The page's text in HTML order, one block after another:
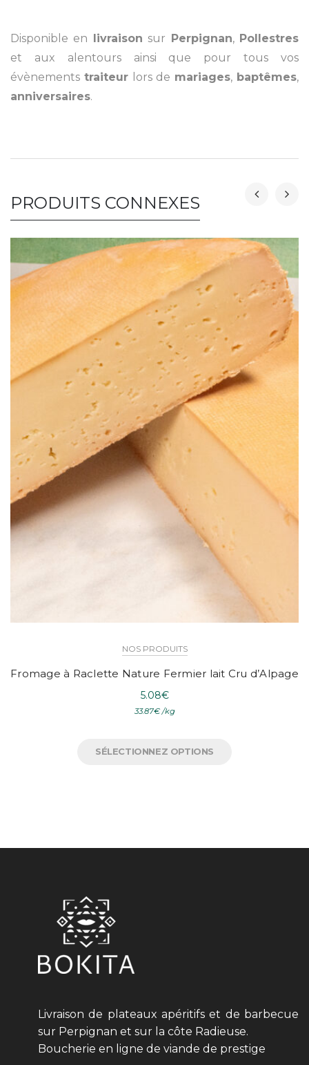
Disponible en livraison sur Perpignan, Pollestres
et aux alentours ainsi que pour tous vos
évènements traiteurlors de mariages, baptêmes,
anniversaires.
PRODUITS CONNEXES
NOS PRODUITS
Fromage à Raclette Nature Fermier lait Cru d’Alpage
5.08€
33.87€ /kg
SÉLECTIONNEZ OPTIONS
Livraison de plateaux apéritifs et de barbecue
sur Perpignan et sur la côte Radieuse.
Boucherie en ligne de viande de prestige